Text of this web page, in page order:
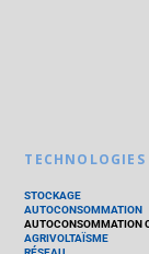
STOCKAGE
AUTOCONSOMMATION
AUTOCONSOMMATION
AGRIVOLTAÏSME